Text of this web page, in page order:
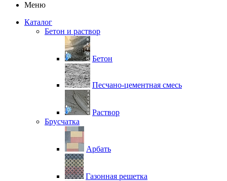
Меню
Каталог
Бетон и раствор
Бетон
Песчано-цементная смесь
Раствор
Брусчатка
Арбать
Газонная решетка